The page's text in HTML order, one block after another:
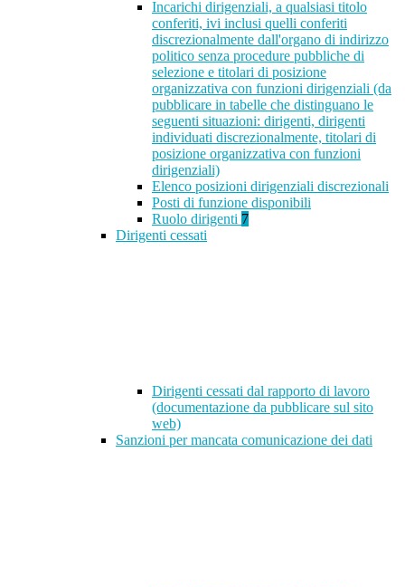
Incarichi dirigenziali, a qualsiasi titolo
conferiti, ivi inclusi quelli conferiti
discrezionalmente dall'organo di indirizzo
politico senza procedure pubbliche di
selezione e titolari di posizione
organizzativa con funzioni dirigenziali (da
pubblicare in tabelle che distinguano le
seguenti situazioni: dirigenti, dirigenti
individuati discrezionalmente, titolari di
posizione organizzativa con funzioni
dirigenziali)
Elenco posizioni dirigenziali discrezionali
Posti di funzione disponibili
Ruolo dirigenti 7
Dirigenti cessati
Dirigenti cessati dal rapporto di lavoro
(documentazione da pubblicare sul sito
web)
Sanzioni per mancata comunicazione dei dati